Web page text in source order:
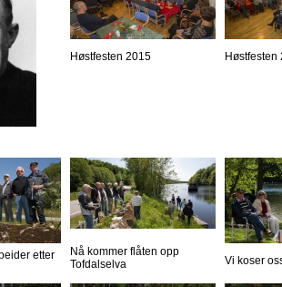
Høstfesten 2015 Høstfesten
etter
Nå kommer flåten opp
Tofdalselva
Vi koser